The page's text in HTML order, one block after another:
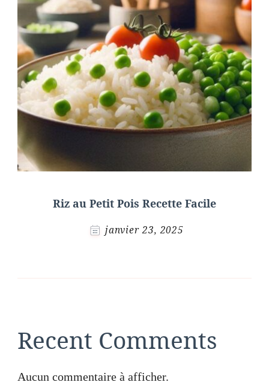
Riz au Petit Pois Recette Facile
janvier 23, 2025
Recent Comments
Aucun commentaire à afficher.